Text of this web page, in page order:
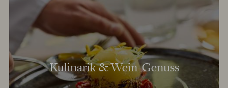
Kulinarik & Wein-Genuss